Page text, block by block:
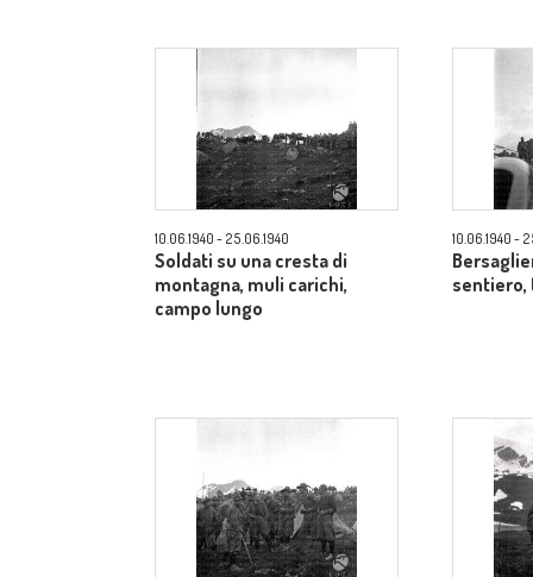
10.06.1940 - 25.06.1940
Soldati su una cresta di
montagna, muli carichi,
campo lungo
10.06.1940 -
sentiero,